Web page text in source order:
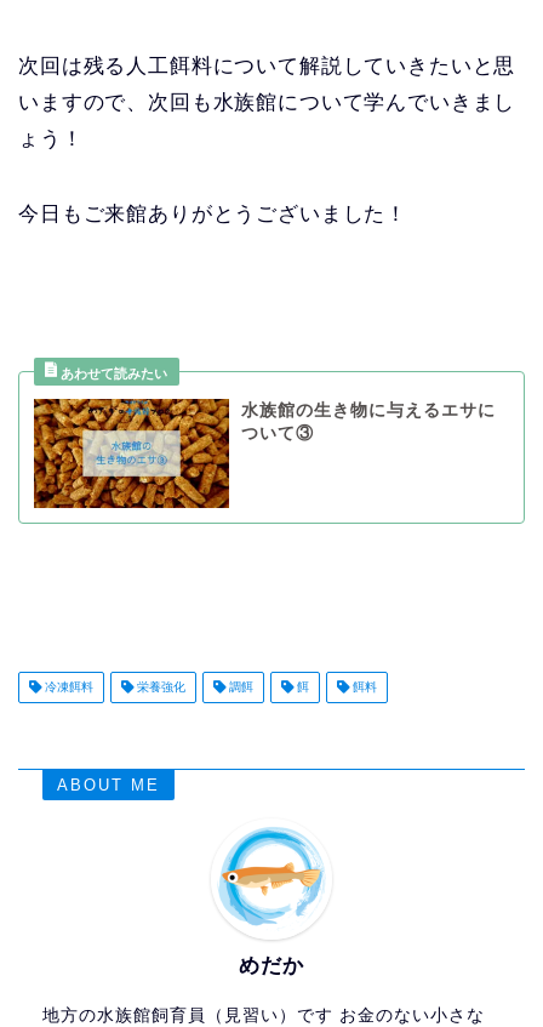
次回は残る人工餌料について解説していきたいと思
いますので、次回も水族館について学んでいきまし
ょう！
今日もご来館ありがとうございました！
水族館の生き物に与えるエサに
ついて③
冷凍餌料 栄養強化 調餌 餌 餌料
ABOUT ME
めだか
地方の水族館飼育員（見習い）です お金のない小さな